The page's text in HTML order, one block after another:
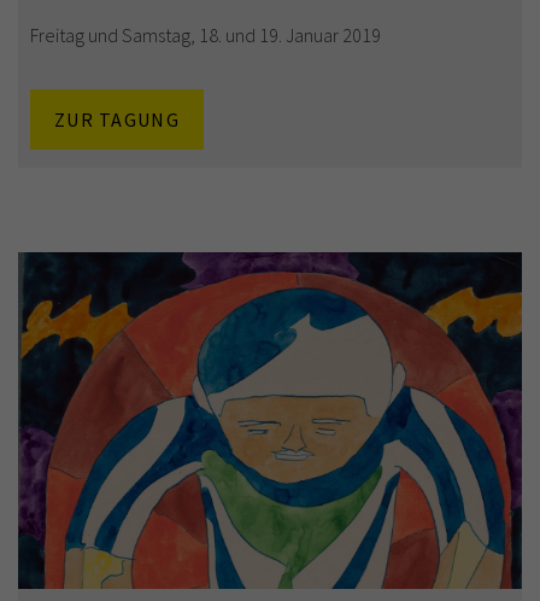
Freitag und Samstag, 18. und 19. Januar 2019
ZUR TAGUNG